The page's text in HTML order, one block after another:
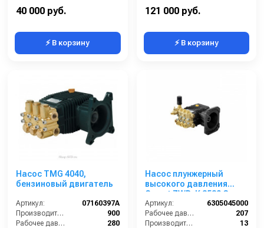
Обороты двигателя (об/мин):
40 000 руб.
⚡ В корзину
121 000 руб.
⚡ В корзину
Насос TMG 4040,
бензиновый двигатель
Артикул:
07160397A
Производительность (л/ч):
900
Рабочее давление (бар):
280
Насос плунжерный
высокого давления
Comet ZWD-K 3530 G
(13/207) 3400 об/мин.Ø
1”п.в.
Артикул:
6305045000
Рабочее давление (бар):
207
Производительность (л/мин):
13